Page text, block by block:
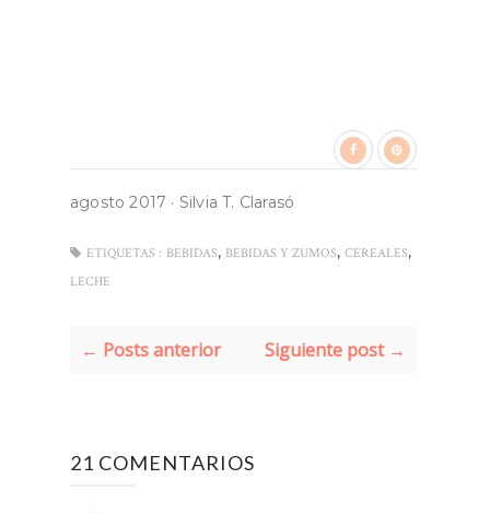
agosto 2017 · Silvia T. Clarasó
ETIQUETAS : BEBIDAS, BEBIDAS Y ZUMOS, CEREALES,
LECHE
← Posts anterior Siguiente post →
21 COMENTARIOS